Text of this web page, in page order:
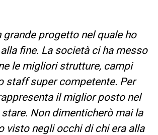
grande progetto nel quale ho
fine. La società ci ha messo
le migliori strutture, campi
staff super competente. Per
il miglior posto nel
Non dimenticherò mai la
visto negli occhi di chi era alla